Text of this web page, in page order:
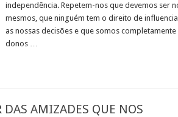
ei
quem
tornarás”:
mudar
a
independência. Repetem-nos que devemos ser
mesmos, que ninguém tem o direito de
as nossas decisões e que somos completamente
donos …
DAS AMIZADES QUE NOS